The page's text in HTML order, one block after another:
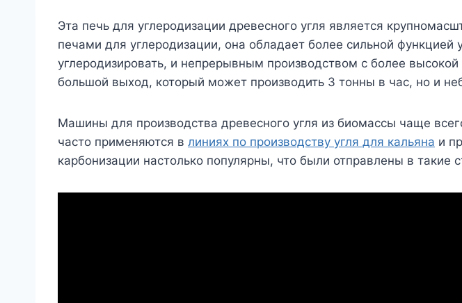
Эта печь для углеродизации древесного угля является
печами для углеродизации, она обладает более сильной
углеродизировать, и непрерывным производством с более
большой выход, который может производить 3 тонны в час, но и
Машины для производства древесного угля из биомассы чаще
часто применяются в линиях по производству угля для кальяна и
карбонизации настолько популярны, что были отправлены в